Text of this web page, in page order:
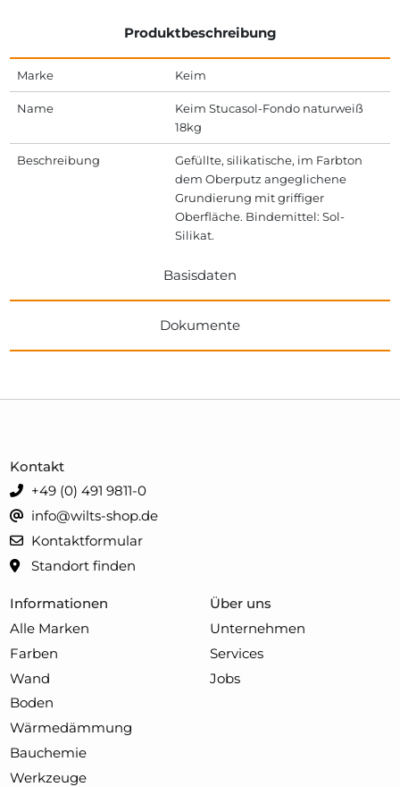
Produktbeschreibung
Marke Keim
Name
Keim Stucasol-Fondo naturweiß
18kg
Beschreibung
Gefüllte, silikatische, im Farbton
dem Oberputz angeglichene
Grundierung mit griffiger
Oberfläche. Bindemittel: Sol-
Silikat.
Basisdaten
Dokumente
Informationen
Alle Marken
Farben
Wand
Boden
Wärmedämmung
Bauchemie
Werkzeuge
Über uns
Unternehmen
Services
Jobs
Kontakt
+49 (0) 491 9811-0
info@wilts-shop.de
Kontaktformular
Standort finden